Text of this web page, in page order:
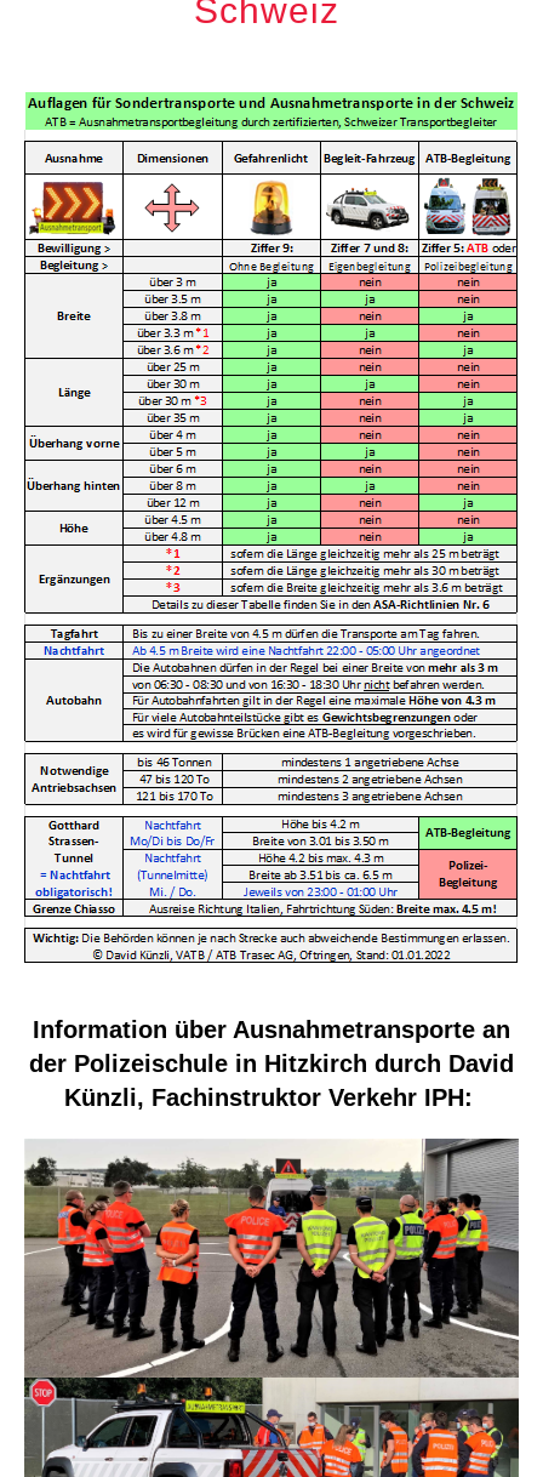
Schweiz
Information über Ausnahmetransporte an
der Polizeischule in Hitzkirch durch David
Künzli, Fachinstruktor Verkehr IPH: